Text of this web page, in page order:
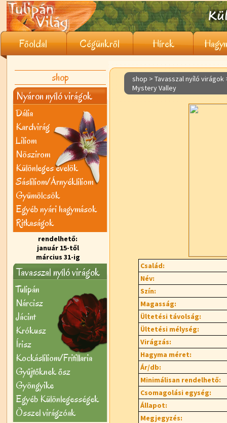
Főoldal Cégünkről Hírek
shop
Nyáron nyíló virágok
Dália
Kardvirág
Liliom
Nõszirom
Különleges évelõk
Sásliliom/Árnyékliliom
Gyümölcsök
Egyéb nyári hagymások
Ritkaságok
rendelhető:
január 15-től
március 31-ig
Tavasszal nyíló virágok
Tulipán
Nárcisz
Jácint
Krókusz
Írisz
Kockásliliom/Fritillaria
Gyűjtőknek ősz
Gyöngyike
Egyéb Különlegességek
Õsszel virágzóak
shop > Tavasszal nyíló virágok
Mystery Valley
Család:
Név:
Szín:
Magasság:
Ültetési távolság:
Ültetési mélység:
Virágzás:
Hagyma méret:
Ár/db:
Minimálisan rendelhető:
Csomagolási egység:
Állapot:
Megjegyzés: